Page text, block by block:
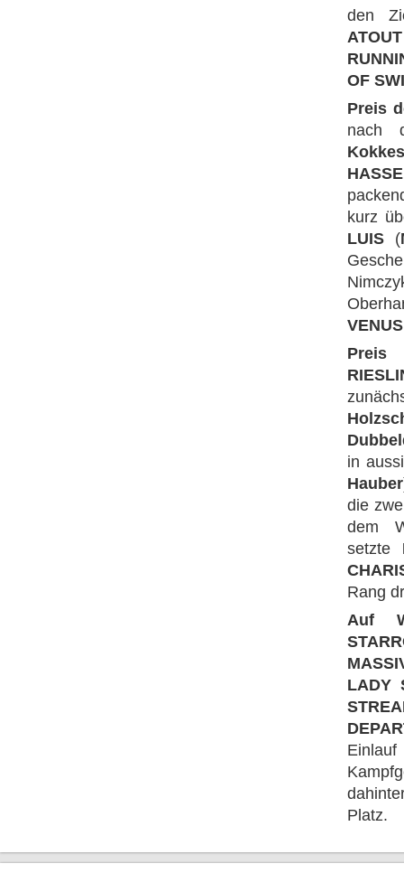
den
ATOUT
OF
Preis
nach
Kokkes
kurz
LUIS
(
VENUS
Preis
in
Hauber
die
dem
setzte
Rang
Auf
LADY
Platz.